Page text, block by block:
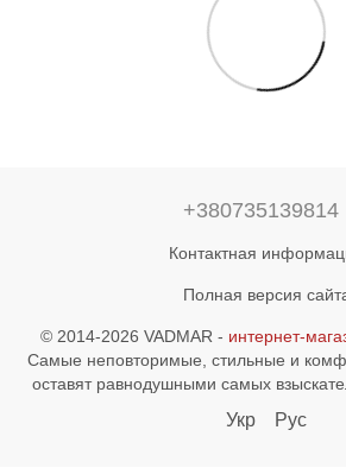
+380735139814
Контактная
Полная версия
© 2014-2026 VADMAR - интернет-
Самые неповторимые, стильные и
оставят равнодушными самых
Укр Рус